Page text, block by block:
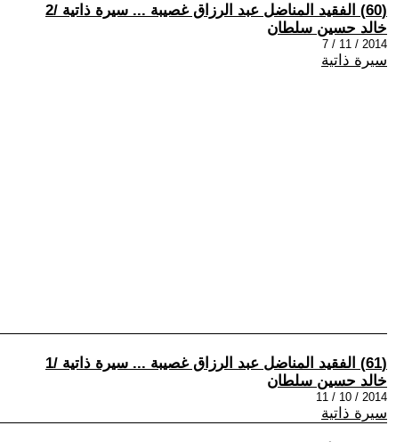
(60) الفقيد المناضل عبد الرزاق غصيبة ... سيرة ذاتية /2
خالد حسين سلطان
2014 / 11 / 7
سيرة ذاتية
(61) الفقيد المناضل عبد الرزاق غصيبة ... سيرة ذاتية /1
خالد حسين سلطان
2014 / 10 / 11
سيرة ذاتية